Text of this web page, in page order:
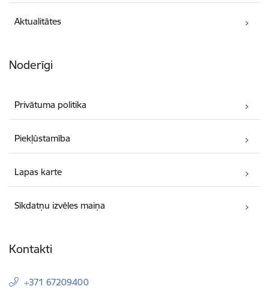
Aktualitātes
Noderīgi
Privātuma politika
Piekļūstamība
Lapas karte
Sīkdatņu izvēles maiņa
Kontakti
+371 67209400